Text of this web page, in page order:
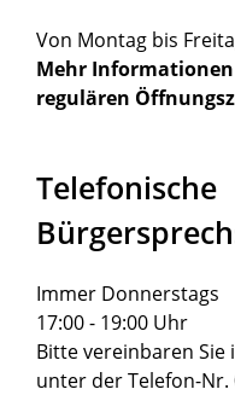
Von Montag bis
Mehr
regulären
Telefonische
Immer Donnerstags
17:00 - 19:00 Uhr
Bitte vereinbaren
unter der Telefon-Nr.